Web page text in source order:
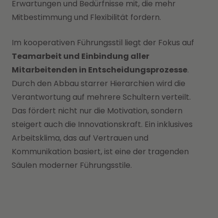
Erwartungen und Bedürfnisse mit, die mehr
Mitbestimmung und Flexibilität fordern.
Im kooperativen Führungsstil liegt der Fokus auf
Teamarbeit und Einbindung aller
Mitarbeitenden in Entscheidungsprozesse.
Durch den Abbau starrer Hierarchien wird die
Verantwortung auf mehrere Schultern verteilt.
Das fördert nicht nur die Motivation, sondern
steigert auch die Innovationskraft. Ein inklusives
Arbeitsklima, das auf Vertrauen und
Kommunikation basiert, ist eine der tragenden
Säulen moderner Führungsstile.